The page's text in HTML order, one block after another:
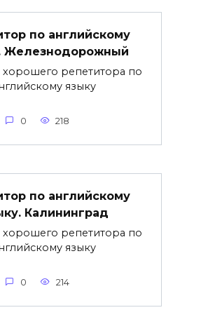
по английскому
Железнодорожный
хорошего репетитора по
языку
0 218
по английскому
Калининград
хорошего репетитора по
языку
0 214